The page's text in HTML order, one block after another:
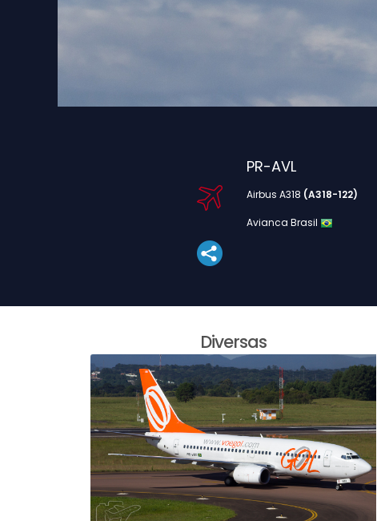
PR-AVL
Airbus A318 (A318-122)
Avianca Brasil
Diversas